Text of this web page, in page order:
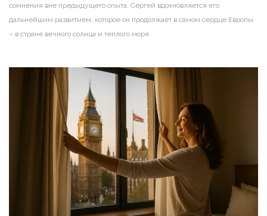
сомнения вне предыдущего опыта, Сергей вдохновляется его
дальнейшим развитием, которое он продолжает в самом сердце Европы
– в стране вечного солнца и теплого моря.